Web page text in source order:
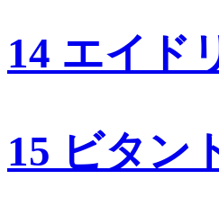
14 エイド
15 ビタン